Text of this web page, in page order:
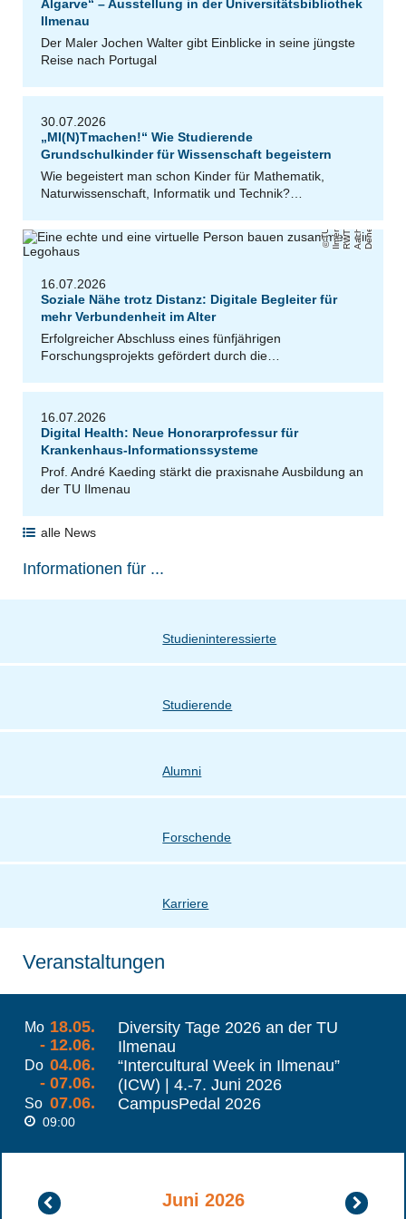
Algarve“ – Ausstellung in der Universitätsbibliothek
Ilmenau
Der Maler Jochen Walter gibt Einblicke in seine jüngste
Reise nach Portugal
30.07.2026
„MI(N)Tmachen!“ Wie Studierende
Grundschulkinder für Wissenschaft begeistern
Wie begeistert man schon Kinder für Mathematik,
Naturwissenschaft, Informatik und Technik?…
T
U
Il
m
e
n a
u,
R
W
T H
A
a
c
h e
n/
Ul
ri k
D
e
n
e k
e n
16.07.2026
Soziale Nähe trotz Distanz: Digitale Begleiter für
mehr Verbundenheit im Alter
Erfolgreicher Abschluss eines fünfjährigen
Forschungsprojekts gefördert durch die…
16.07.2026
Digital Health: Neue Honorarprofessur für
Krankenhaus-Informationssysteme
Prof. André Kaeding stärkt die praxisnahe Ausbildung an
der TU Ilmenau
alle News
Informationen für ...
Studieninteressierte
Studierende
Alumni
Forschende
Karriere
Veranstaltungen
Mo 18.05.
- 12.06.
Diversity Tage 2026 an der TU
Ilmenau
Do 04.06.
- 07.06.
“Intercultural Week in Ilmenau”
(ICW) | 4.-7. Juni 2026
So 07.06.
09:00
CampusPedal 2026
Mai
2026
Juni 2026
Juli
2026